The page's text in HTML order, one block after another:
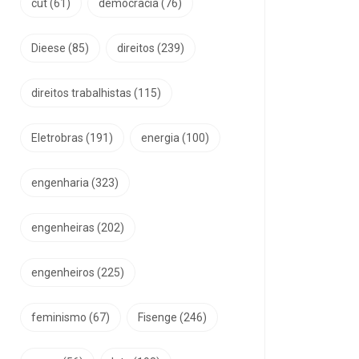
cut(61) democracia (76)
Dieese (85) direitos (239)
direitos trabalhistas (115)
Eletrobras (191) energia (100)
engenharia (323)
engenheiras (202)
engenheiros (225)
feminismo (67) Fisenge (246)